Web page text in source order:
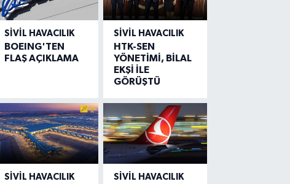
SIVIL HAVACILIK
BOEING'TEN
FLAŞ AÇIKLAMA
SIVIL HAVACILIK
HTK-SEN
YÖNETİMİ, BİLAL
EKŞİ İLE
GÖRÜŞTÜ
SIVIL HAVACILIK SIVIL HAVACILIK